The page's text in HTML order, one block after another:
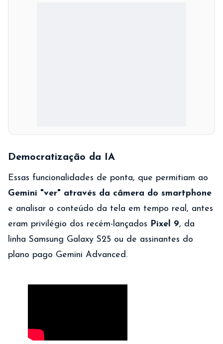
Democratização da IA
Essas funcionalidades de ponta, que permitiam ao
Gemini "ver" através da câmera do smartphone
e analisar o conteúdo da tela em tempo real, antes
eram privilégio dos recém-lançados
Pixel 9, da
linha Samsung Galaxy S25 ou de assinantes do
plano pago Gemini Advanced.